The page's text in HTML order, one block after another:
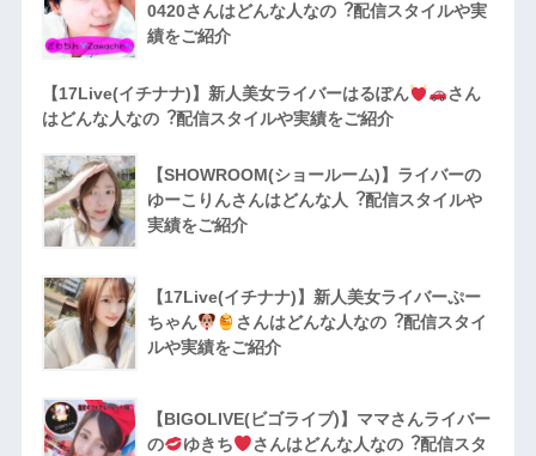
0420さんはどんな人なの︖配信スタイルや実
績をご紹介
【17Live(イチナナ)】新人美女ライバーはるぽん
さん
はどんな人なの︖配信スタイルや実績をご紹介
【SHOWROOM(ショールーム)】ライバーの
ゆーこりんさんはどんな人︖配信スタイルや
実績をご紹介
【17Live(イチナナ)】新人美女ライバーぷー
ちゃん
さんはどんな人なの︖配信スタイ
ルや実績をご紹介
【BIGOLIVE(ビゴライブ)】ママさんライバー
の
ゆきち
さんはどんな人なの︖配信スタ